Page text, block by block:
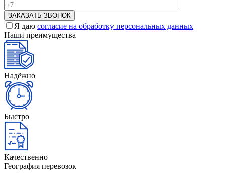
Я даю согласие на обработку персональных данных
Наши преимущества
Надёжно
Быстро
Качественно
География перевозок